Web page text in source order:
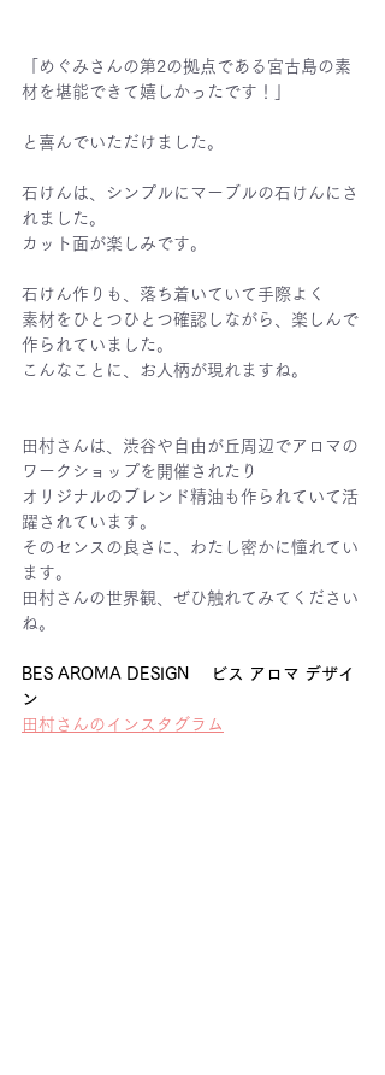
「めぐみさんの第2の拠点である宮古島の素
材を堪能できて嬉しかったです！」
と喜んでいただけました。
石けんは、シンプルにマーブルの石けんにさ
れました。
カット面が楽しみです。
石けん作りも、落ち着いていて手際よく
素材をひとつひとつ確認しながら、楽しんで
作られていました。
こんなことに、お人柄が現れますね。
田村さんは、渋谷や自由が丘周辺でアロマの
ワークショップを開催されたり
オリジナルのブレンド精油も作られていて活
躍されています。
そのセンスの良さに、わたし密かに憧れてい
ます。
田村さんの世界観、ぜひ触れてみてください
ね。
BES AROMA DESIGN 　ビス アロマ デザイ
ン
田村さんのインスタグラム